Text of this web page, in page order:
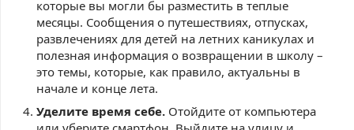
которые вы могли бы разместить в теплые
месяцы. Сообщения о путешествиях, отпусках,
развлечениях для детей на летних каникулах и
полезная информация о возвращении в школу –
это темы, которые, как правило, актуальны в
начале и конце лета.
Уделите время себе. Отойдите от компьютера